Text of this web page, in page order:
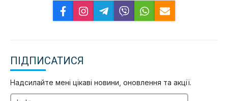
ПІДПИСАТИСЯ
Надсилайте мені цікаві новини, оновлення та акції.